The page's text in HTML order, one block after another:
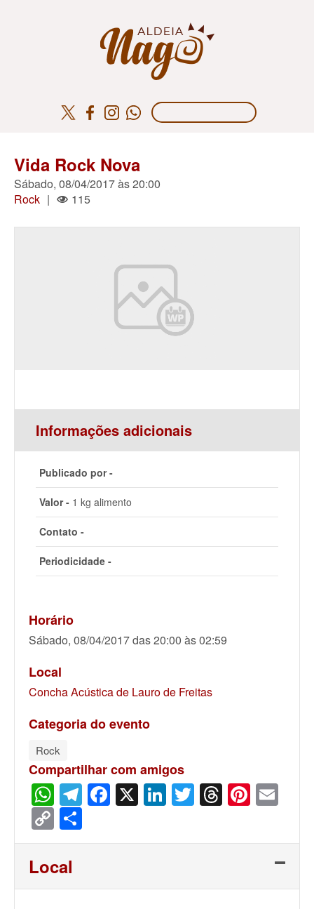
Vida Rock Nova
Sábado, 08/04/2017 às 20:00
Rock | 115
Informações adicionais
Publicado por -
Valor - 1 kg alimento
Contato -
Periodicidade -
Horário
Sábado, 08/04/2017 das 20:00 às 02:59
Local
Concha Acústica de Lauro de Freitas
Categoria do evento
Rock
Compartilhar com amigos
WhatsApp
Telegram
Facebook
X LinkedIn
Twitter
Threads
Copy
Link
Local